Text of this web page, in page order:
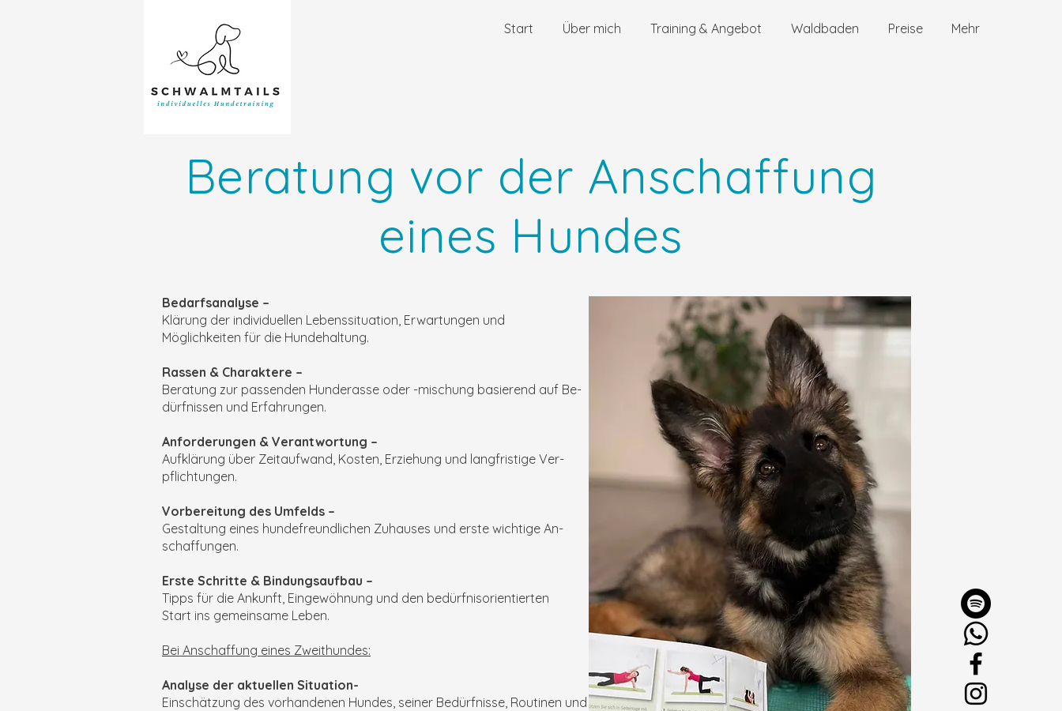
Start Über mich Training & Angebot Waldbaden Preise Mehr
Beratung vor der Anschaffung
eines Hundes
Bedarfsanalyse –
Klärung der individuellen Lebenssituation, Erwartungen und
Möglichkeiten für die Hundehaltung.
Rassen & Charaktere –
Beratung zur passenden Hunderasse oder -mischung basierend auf Be-
dürfnissen und Erfahrungen.
Anforderungen & Verantwortung –
Aufklärung über Zeitaufwand, Kosten, Erziehung und langfristige Ver-
pflichtungen.
Vorbereitung des Umfelds –
Gestaltung eines hundefreundlichen Zuhauses und erste wichtige An-
schaffungen.
Erste Schritte & Bindungsaufbau –
Tipps für die Ankunft, Eingewöhnung und den bedürfnisorientierten
Start ins gemeinsame Leben.
Bei Anschaffung eines Zweithundes:
Analyse der aktuellen Situation-
Einschätzung des vorhandenen Hundes, seiner Bedürfnisse, Routinen und